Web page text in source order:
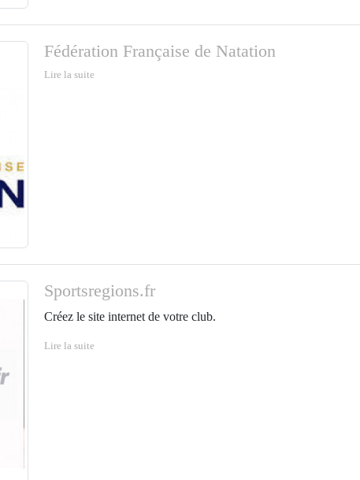
Fédération Française de Natation
Lire la suite
Sportsregions.fr
Créez le site internet de votre club.
Lire la suite